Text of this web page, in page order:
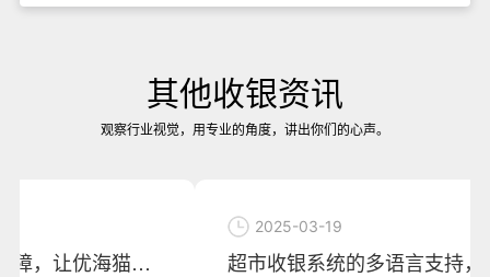
其他收银资讯
观察行业视觉，用专业的角度，讲出你们的心声。
超市收银系统的多语言支持，让优海猫收银机